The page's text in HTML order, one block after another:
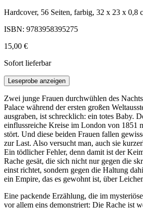
Hardcover, 56 Seiten, farbig, 32 x 23 x 0,8
ISBN: 9783958395275
15,00 €
Sofort lieferbar
Leseprobe anzeigen
Zwei junge Frauen durchwühlen des
Palace während der ersten großen
ausgraben, ist schrecklich: ein totes Baby.
einflussreiche Kreise im London von 1851
stört. Und diese beiden Frauen fallen
zur Last. Also versucht man, auch sie
Ein tödlicher Fehler, denn damit ist der
Rache gesät, die sich nicht nur gegen die
einst richtet, sondern gegen die Haltung
ein Empire, das es gewohnt ist, über
Eine packende Erzählung, die im
vor allem eins demonstriert: Die Rache ist